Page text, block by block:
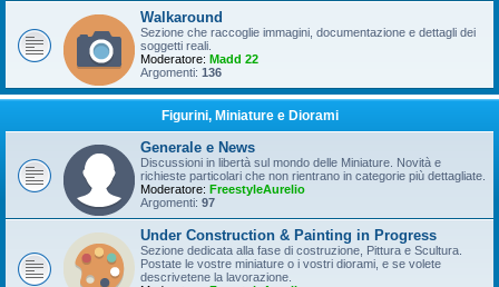
Walkaround
Sezione che raccoglie immagini, documentazione e dettagli dei
soggetti reali.
Moderatore: Madd 22
Argomenti: 136
Figurini, Miniature e Diorami
Generale e News
Discussioni in libertà sul mondo delle Miniature. Novità e
richieste particolari che non rientrano in categorie più dettagliate.
Moderatore: FreestyleAurelio
Argomenti: 97
Under Construction & Painting in Progress
Sezione dedicata alla fase di costruzione, Pittura e Scultura.
Postate le vostre miniature o i vostri diorami, e se volete
descrivetene la lavorazione.